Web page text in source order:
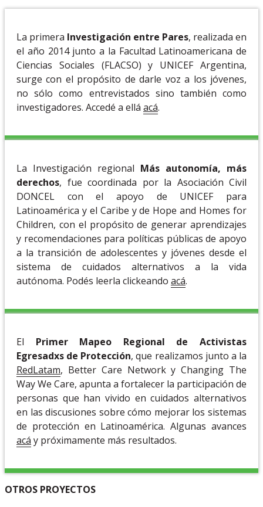
La primera Investigación entre Pares, realizada en
el año 2014 junto a la Facultad Latinoamericana de
Ciencias Sociales (FLACSO) y UNICEF Argentina,
surge con el propósito de darle voz a los jóvenes,
no sólo como entrevistados sino también como
investigadores. Accedé a ellá acá.
La Investigación regional Más autonomía, más
derechos, fue coordinada por la Asociación Civil
DONCEL con el apoyo de UNICEF para
Latinoamérica y el Caribe y de Hope and Homes for
Children, con el propósito de generar aprendizajes
y recomendaciones para políticas públicas de apoyo
a la transición de adolescentes y jóvenes desde el
sistema de cuidados alternativos a la vida
autónoma. Podés leerla clickeando acá.
El Primer Mapeo Regional de Activistas
Egresadxs de Protección, que realizamos junto a la
RedLatam, Better Care Network y Changing The
Way We Care, apunta a fortalecer la participación de
personas que han vivido en cuidados alternativos
en las discusiones sobre cómo mejorar los sistemas
de protección en Latinoamérica. Algunas avances
acá y próximamente más resultados.
OTROS PROYECTOS